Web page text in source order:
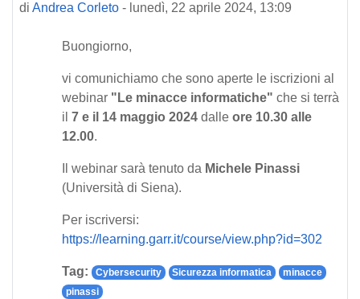
di Andrea Corleto - lunedì, 22 aprile 2024, 13:09
Buongiorno,
vi comunichiamo che sono aperte le iscrizioni al
webinar "Le minacce informatiche" che si terrà
il 7 e il 14 maggio 2024 dalle ore 10.30 alle
12.00.
Il webinar sarà tenuto da Michele Pinassi
(Università di Siena).
Per iscriversi:
https://learning.garr.it/course/view.php?id=302
Tag: Cybersecurity Sicurezza informatica
minacce
pinassi